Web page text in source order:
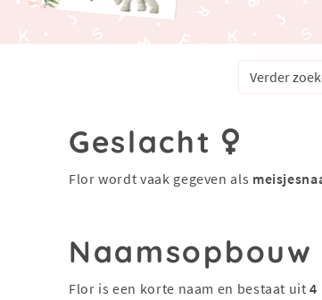
Geslacht
Flor wordt vaak gegeven als
Naamsopbouw
Flor is een korte naam en bestaat uit4